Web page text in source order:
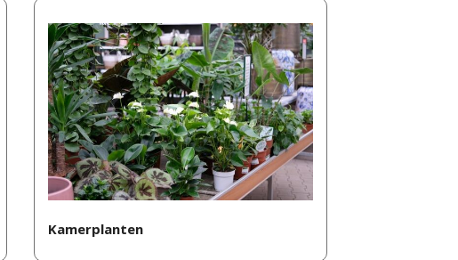
Kamerplanten